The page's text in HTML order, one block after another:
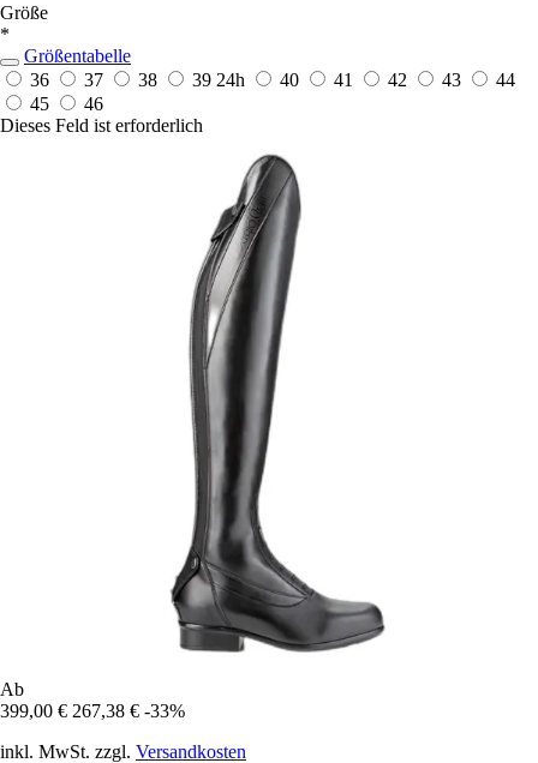
Größe
*
Größentabelle
36
37 38 39 24h 40 41 42 43
44
45
46
Dieses Feld ist erforderlich
Ab
399,00 € 267,38 € -33%
inkl. MwSt. zzgl. Versandkosten